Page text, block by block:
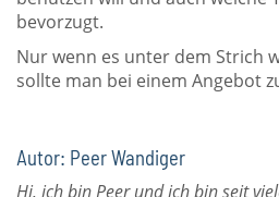
bevorzugt.
Nur wenn es unter dem Strich
sollte man bei einem Angebot
Autor: Peer Wandiger
Hi, ich bin Peer und ich bin seit